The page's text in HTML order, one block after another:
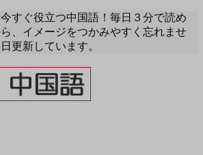
すぐ役立つ中国語！毎日３分で読め
、イメージをつかみやすく忘れませ
更新しています。